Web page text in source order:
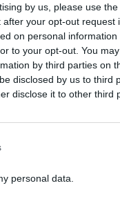
by us, please use
your opt-out request
on personal
to your opt-out. You
by third parties on
disclosed by us to third
disclose it to other third
personal data.
σε έργα
εκατομμύρια
ανάπτυξης.
ενός ασφαλούς,
στην υγεία, την
ζωής, καθώς και μέσα
ανθρώπους του και